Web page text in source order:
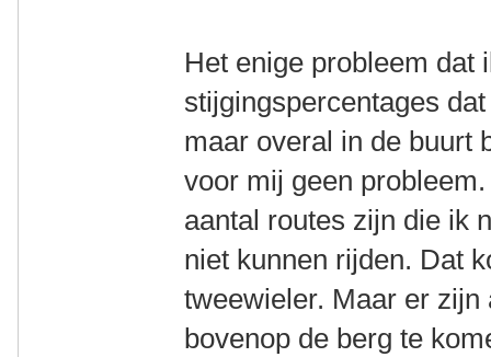
Het enige probleem dat
stijgingspercentages
maar overal in de buurt
voor mij geen
aantal routes zijn die ik
niet kunnen rijden. Dat
tweewieler. Maar er
bovenop de berg te